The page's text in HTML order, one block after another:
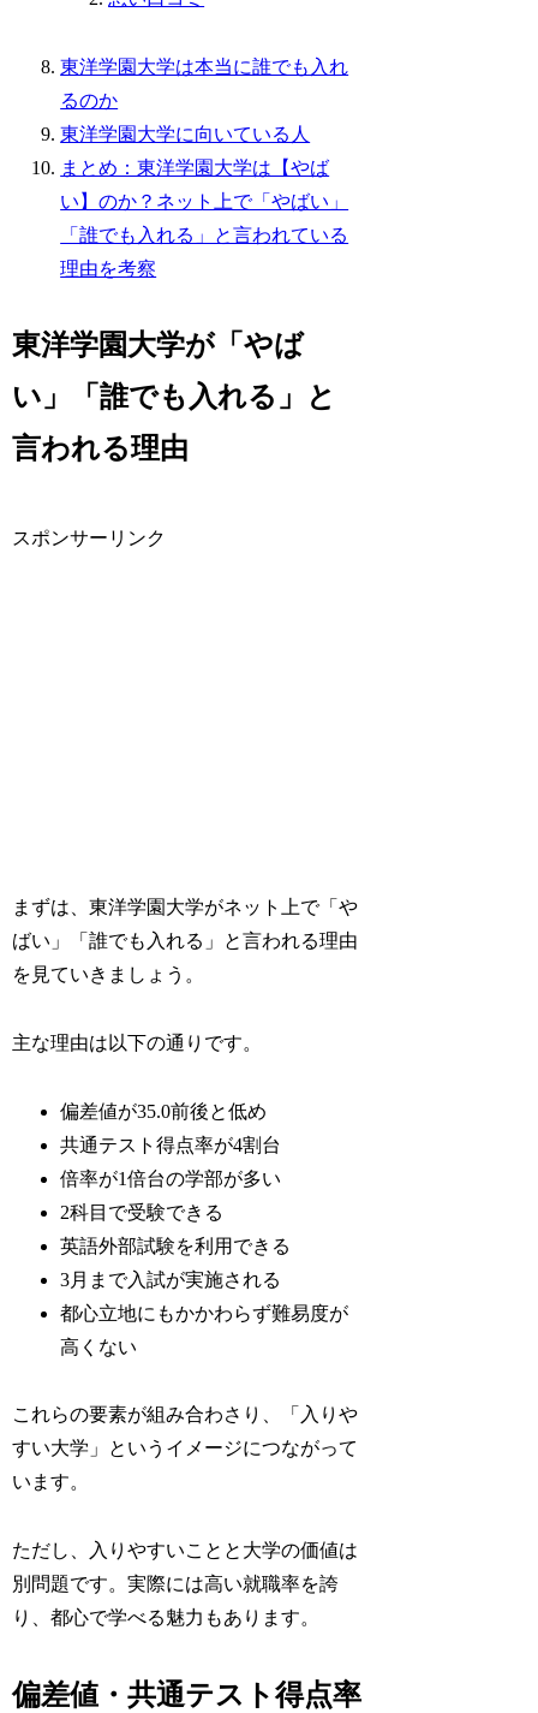
東洋学園大学は本当に誰でも入れ
るのか
東洋学園大学に向いている人
まとめ：東洋学園大学は【やば
い】のか？ネット上で「やばい」
「誰でも入れる」と言われている
理由を考察
東洋学園大学が「やば
い」「誰でも入れる」と
言われる理由
スポンサーリンク
まずは、東洋学園大学がネット上で「や
ばい」「誰でも入れる」と言われる理由
を見ていきましょう。
主な理由は以下の通りです。
偏差値が35.0前後と低め
共通テスト得点率が4割台
倍率が1倍台の学部が多い
2科目で受験できる
英語外部試験を利用できる
3月まで入試が実施される
都心立地にもかかわらず難易度が
高くない
これらの要素が組み合わさり、「入りや
すい大学」というイメージにつながって
います。
ただし、入りやすいことと大学の価値は
別問題です。実際には高い就職率を誇
り、都心で学べる魅力もあります。
偏差値・共通テスト得点率